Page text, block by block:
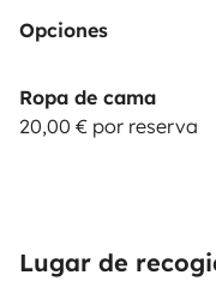
Opciones
Ropa de cama
20,00 € por reserva
Lugar de